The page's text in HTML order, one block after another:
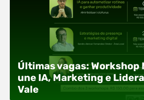
Últimas vagas: Workshop
une IA, Marketing e
Vale